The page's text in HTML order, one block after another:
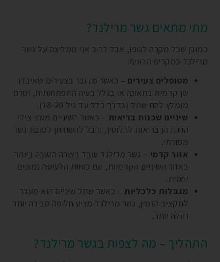
מתי מתאים גשר מרילנד?
כמובן שכל מקרה לגופו, אבל לרוב אני ממליצה על גשר
מרילנד במקרים הבאים:
מטופלים צעירים– כאשר מדובר בצעירים שאיבדו
שן קדמית בתאונה או בגלל בעיה התפתחותית, וטרם
מומלץ להם שתל (בדרך כלל עד גיל 18-20).
שיניים שכנות בריאות– כאשר השיניים משני צידי
הרווח הן בריאות לחלוטין, וחבל להשחיתן לטובת גשר
מסורתי.
אזור קדמי– גשר מרילנד עובד בצורה הטובה ביותר
באזור השיניים הקדמיות, שם כוחות הלעיסה נמוכים
יחסית.
מגבלות כלכליות– כאשר שתל שיניים הוא מעבר
לתקציב הזמין, גשר מרילנד מציע חלופה סבירה יותר
וזולה יותר.
התהליך – מה לצפות בגשר מרילנד?